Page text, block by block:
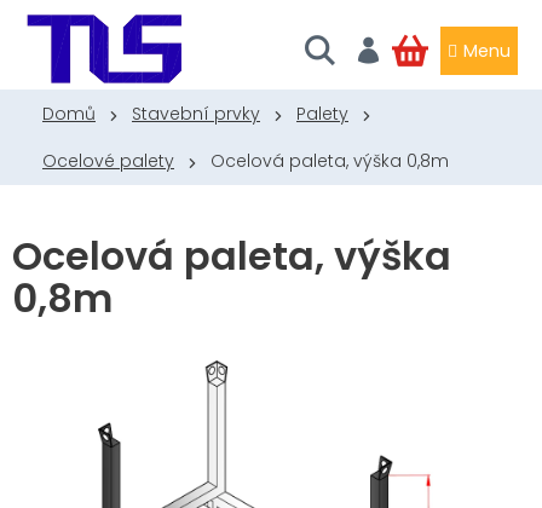
Přejít
NÁKUPNÍ
KOŠÍK
Domů Stavební prvky
Palety
Ocelové palety
Ocelová paleta, výška 0,8m
Ocelová paleta, výška
0,8m